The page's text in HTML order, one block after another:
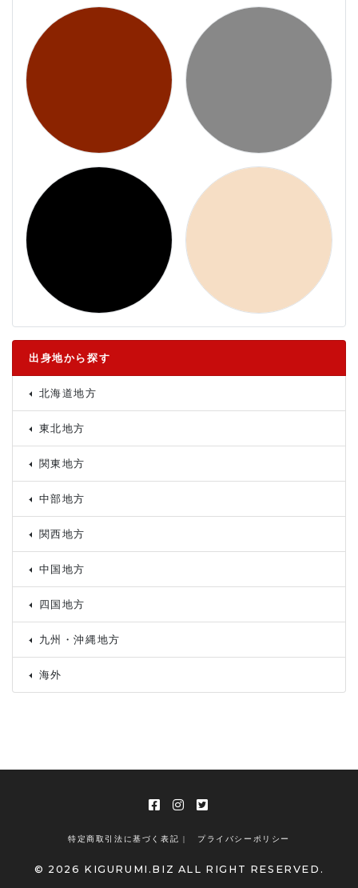
出身地から探す
北海道地方
東北地方
関東地方
中部地方
関西地方
中国地方
四国地方
九州・沖縄地方
海外
特定商取引法に基づく表記 | プライバシーポリシー
© 2026 KIGURUMI.BIZ ALL RIGHT RESERVED.